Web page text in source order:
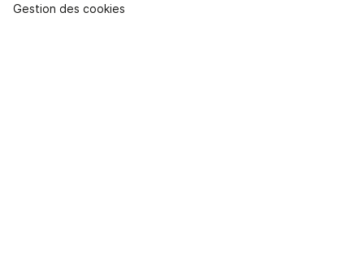
Gestion des cookies